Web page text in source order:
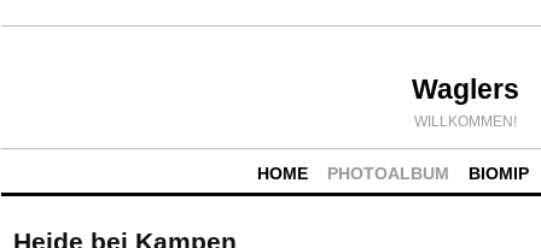
Waglers
WILLKOMMEN!
HOME PHOTOALBUM BIOMIP
Heide bei Kampen